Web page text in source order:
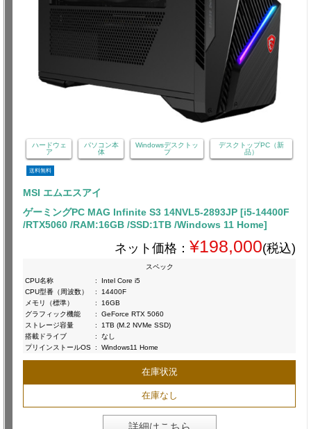
ハードウェ
ア
パソコン本
体
Windowsデスクトッ
プ
デスクトップPC（新
品）
送料無料
MSI エムエスアイ
ゲーミングPC MAG Infinite S3 14NVL5-2893JP [i5-14400F
/RTX5060 /RAM:16GB /SSD:1TB /Windows 11 Home]
ネット価格： ¥198,000(税込)
スペック
CPU名称
:
Intel Core i5
CPU型番（周波数）
:
14400F
メモリ（標準）
:
16GB
グラフィック機能
:
GeForce RTX 5060
ストレージ容量
:
1TB (M.2 NVMe SSD)
搭載ドライブ
:
なし
プリインストールOS : Windows11 Home
在庫状況
在庫なし
詳細はこちら